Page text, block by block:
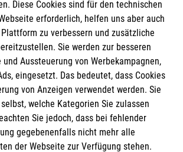
Diese Cookies sind für den technischen
erforderlich, helfen uns aber auch
zu verbessern und zusätzliche
Sie werden zur besseren
Aussteuerung von Werbekampagnen,
eingesetzt. Das bedeutet, dass Cookies
von Anzeigen verwendet werden. Sie
welche Kategorien Sie zulassen
Sie jedoch, dass bei fehlender
gegebenenfalls nicht mehr alle
der Webseite zur Verfügung stehen.